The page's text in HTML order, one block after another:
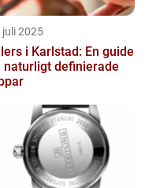
juli 2025
i Karlstad: En guide
naturligt definierade